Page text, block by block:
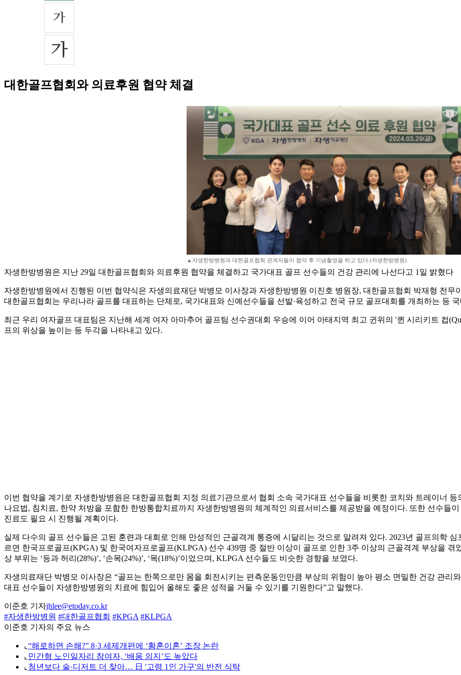
대한골프협회와 의료후원 협약 체결
▲자생한방병원과 대한골프협회 관계자들이 협약 후 기념촬영을 하고 있다.(자생한방병원)
자생한방병원은 지난 29일 대한골프협회와 의료후원 협약을 체결하고 국가대표 골프 선수들의 건강 관리에 나선다고 1일 밝혔다
자생한방병원에서 진행된 이번 협약식은 자생의료재단 박병모 이사장과 자생한방병원 이진호 병원장, 대한골프협회 박재형 전
대한골프협회는 우리나라 골프를 대표하는 단체로, 국가대표와 신예선수들을 선발·육성하고 전국 규모 골프대회를 개최하는 등
최근 우리 여자골프 대표팀은 지난해 세계 여자 아마추어 골프팀 선수권대회 우승에 이어 아태지역 최고 귄위의 '퀸 시리키트 컵
프의 위상을 높이는 등 두각을 나타내고 있다.
이번 협약을 계기로 자생한방병원은 대한골프협회 지정 의료기관으로서 협회 소속 국가대표 선수들을 비롯한 코치와 트레이너
나요법, 침치료, 한약 처방을 포함한 한방통합치료까지 자생한방병원의 체계적인 의료서비스를 제공받을 예정이다. 또한 선수들
진료도 필요 시 진행될 계획이다.
실제 다수의 골프 선수들은 고된 훈련과 대회로 인해 만성적인 근골격계 통증에 시달리는 것으로 알려져 있다. 2023년 골프의학
르면 한국프로골프(KPGA) 및 한국여자프로골프(KLPGA) 선수 439명 중 절반 이상이 골프로 인한 3주 이상의 근골격계 부상을
상 부위는 ‘등과 허리(28%)’, ‘손목(24%)’, ‘목(18%)’이었으며, KLPGA 선수들도 비슷한 경향을 보였다.
자생의료재단 박병모 이사장은 “골프는 한쪽으로만 몸을 회전시키는 편측운동인만큼 부상의 위험이 높아 평소 면밀한 건강 관리
대표 선수들이 자생한방병원의 치료에 힘입어 올해도 좋은 성적을 거둘 수 있기를 기원한다”고 말했다.
이준호 기자jhlee@etoday.co.kr
#자생한방병원 #대한골프협회 #KPGA #KLPGA
이준호 기자의 주요 뉴스
⌞ “해로하면 손해?” 8·3 세제개편에 ‘황혼이혼’ 조장 논란
⌞ 민간형 노인일자리 참여자, ‘배움 의지’도 높았다
⌞ 청년보다 술·디저트 더 찾아… 日 '고령 1인 가구'의 반전 식탁